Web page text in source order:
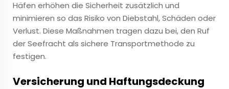
Häfen erhöhen die Sicherheit zusätzlich und
minimieren so das Risiko von Diebstahl, Schäden oder
Verlust. Diese Maßnahmen tragen dazu bei, den Ruf
der Seefracht als sichere Transportmethode zu
festigen.
Versicherung und Haftungsdeckung